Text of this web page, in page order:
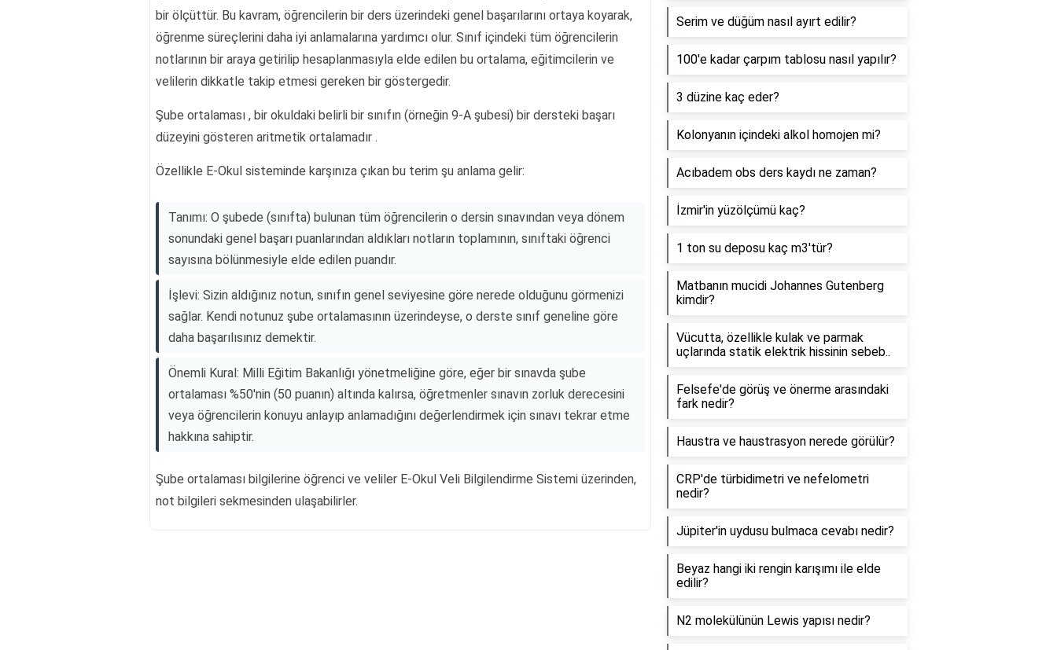
bir ölçüttür. Bu kavram, öğrencilerin bir ders üzerindeki genel başarılarını ortaya koyarak,
öğrenme süreçlerini daha iyi anlamalarına yardımcı olur. Sınıf içindeki tüm öğrencilerin
notlarının bir araya getirilip hesaplanmasıyla elde edilen bu ortalama, eğitimcilerin ve
velilerin dikkatle takip etmesi gereken bir göstergedir.
Şube ortalaması , bir okuldaki belirli bir sınıfın (örneğin 9-A şubesi) bir dersteki başarı
düzeyini gösteren aritmetik ortalamadır .
Özellikle E-Okul sisteminde karşınıza çıkan bu terim şu anlama gelir:
Tanımı: O şubede (sınıfta) bulunan tüm öğrencilerin o dersin sınavından veya dönem
sonundaki genel başarı puanlarından aldıkları notların toplamının, sınıftaki öğrenci
sayısına bölünmesiyle elde edilen puandır.
İşlevi: Sizin aldığınız notun, sınıfın genel seviyesine göre nerede olduğunu görmenizi
sağlar. Kendi notunuz şube ortalamasının üzerindeyse, o derste sınıf geneline göre
daha başarılısınız demektir.
Önemli Kural: Milli Eğitim Bakanlığı yönetmeliğine göre, eğer bir sınavda şube
ortalaması %50'nin (50 puanın) altında kalırsa, öğretmenler sınavın zorluk derecesini
veya öğrencilerin konuyu anlayıp anlamadığını değerlendirmek için sınavı tekrar etme
hakkına sahiptir.
Şube ortalaması bilgilerine öğrenci ve veliler E-Okul Veli Bilgilendirme Sistemi üzerinden,
not bilgileri sekmesinden ulaşabilirler.
Serim ve düğüm nasıl ayırt edilir?
100'e kadar çarpım tablosu nasıl yapılır?
3 düzine kaç eder?
Kolonyanın içindeki alkol homojen mi?
Acıbadem obs ders kaydı ne zaman?
İzmir'in yüzölçümü kaç?
1 ton su deposu kaç m3'tür?
Matbanın mucidi Johannes Gutenberg
kimdir?
Vücutta, özellikle kulak ve parmak
uçlarında statik elektrik hissinin sebeb..
Felsefe'de görüş ve önerme arasındaki
fark nedir?
Haustra ve haustrasyon nerede görülür?
CRP'de türbidimetri ve nefelometri
nedir?
Jüpiter'in uydusu bulmaca cevabı nedir?
Beyaz hangi iki rengin karışımı ile elde
edilir?
N2 molekülünün Lewis yapısı nedir?